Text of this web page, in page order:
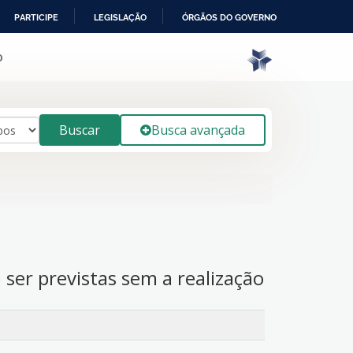
PARTICIPE LEGISLAÇÃO ÓRGÃOS DO GOVERNO
Buscar Busca avançada
previstas sem a realização